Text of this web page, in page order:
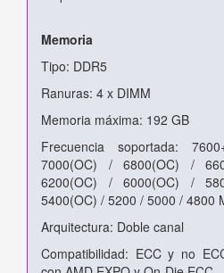
Memoria
Tipo: DDR5
Ranuras: 4 x DIMM
Memoria máxima: 192 GB
Frecuencia soportada:
7000(OC) / 6800(OC) /
6200(OC) / 6000(OC) /
5400(OC) / 5200 / 5000 / 4800
Arquitectura: Doble canal
Compatibilidad: ECC y no